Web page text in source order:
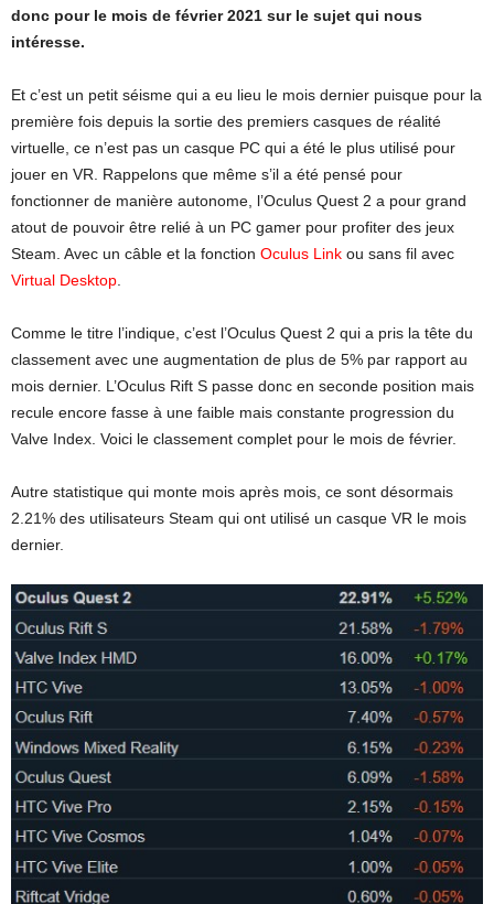
donc pour le mois de février 2021 sur le sujet qui nous
intéresse.
Et c’est un petit séisme qui a eu lieu le mois dernier puisque pour la
première fois depuis la sortie des premiers casques de réalité
virtuelle, ce n’est pas un casque PC qui a été le plus utilisé pour
jouer en VR. Rappelons que même s’il a été pensé pour
fonctionner de manière autonome, l’Oculus Quest 2 a pour grand
atout de pouvoir être relié à un PC gamer pour profiter des jeux
Steam. Avec un câble et la fonction Oculus Link ou sans fil avec
Virtual Desktop.
Comme le titre l’indique, c’est l’Oculus Quest 2 qui a pris la tête du
classement avec une augmentation de plus de 5% par rapport au
mois dernier. L’Oculus Rift S passe donc en seconde position mais
recule encore fasse à une faible mais constante progression du
Valve Index. Voici le classement complet pour le mois de février.
Autre statistique qui monte mois après mois, ce sont désormais
2.21% des utilisateurs Steam qui ont utilisé un casque VR le mois
dernier.